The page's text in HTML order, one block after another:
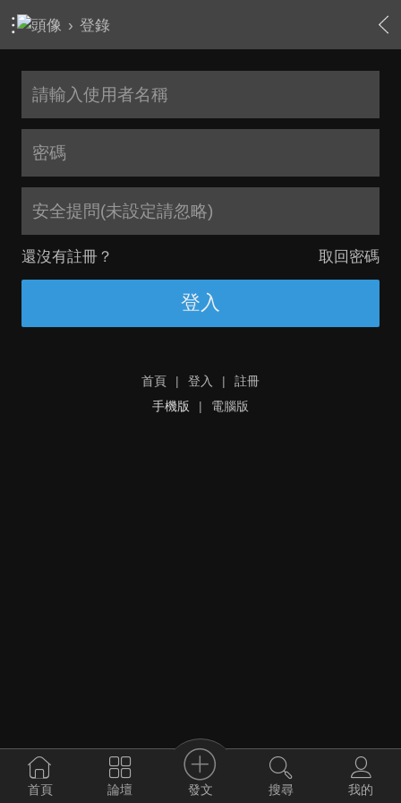
› 登錄
安全提問(未設定請忽略)
還沒有註冊？ 取回密碼
登入
首頁 | 登入 |
註冊
手機版
| 電腦版
首頁 論壇 發文 搜尋 我的